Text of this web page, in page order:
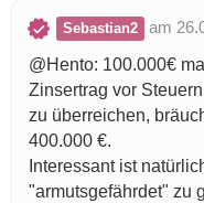
Sebastian2
am
@Hento: 100.000€
Zinsertrag vor
zu überreichen,
400.000 €.
Interessant ist
"armutsgefährdet" zu